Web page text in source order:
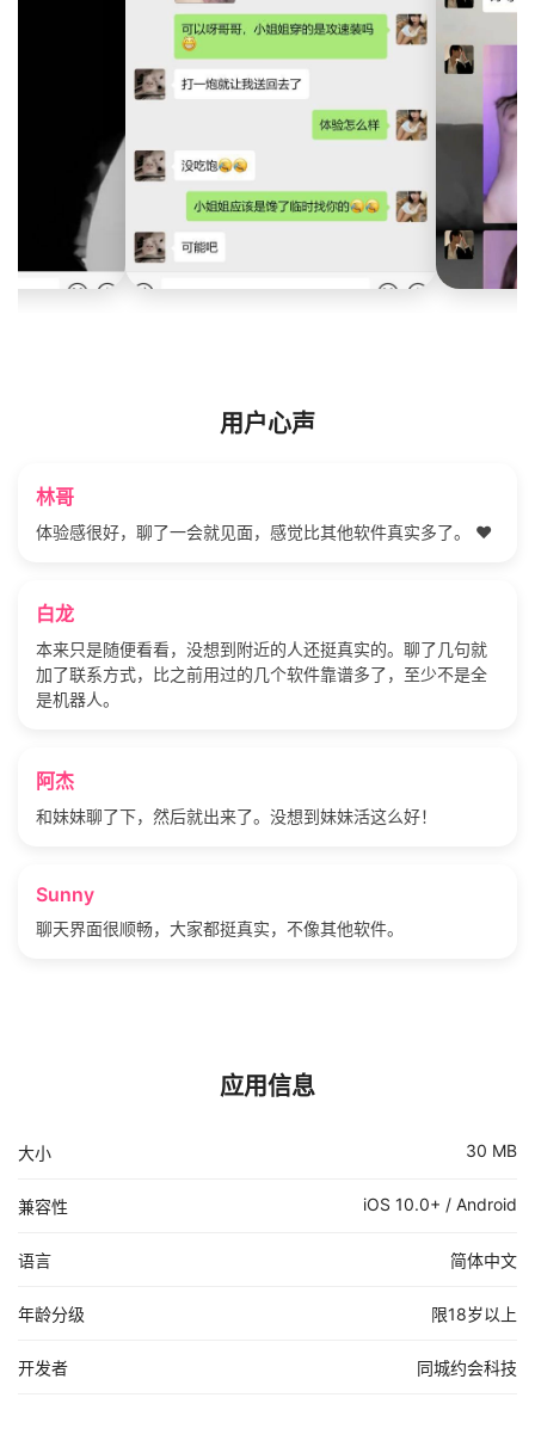
用户心声
林哥
体验感很好，聊了一会就见面，感觉比其他软件真实多了。 ❤️
白龙
本来只是随便看看，没想到附近的人还挺真实的。聊了几句就
加了联系方式，比之前用过的几个软件靠谱多了，至少不是全
是机器人。
阿杰
和妹妹聊了下，然后就出来了。没想到妹妹活这么好！
Sunny
聊天界面很顺畅，大家都挺真实，不像其他软件。
应用信息
大小 30 MB
兼容性 iOS 10.0+ / Android
语言 简体中文
年龄分级 限18岁以上
开发者 同城约会科技